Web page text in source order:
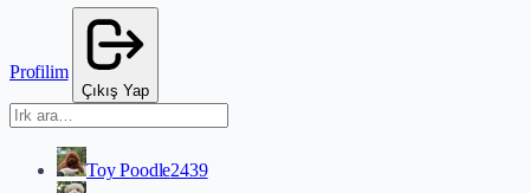
Profilim
Çıkış Yap
Toy Poodle2439